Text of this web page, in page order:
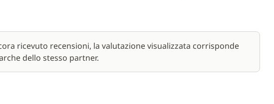
55,00 €
ricevuto recensioni, la valutazione visualizzata corrisponde
dello stesso partner.